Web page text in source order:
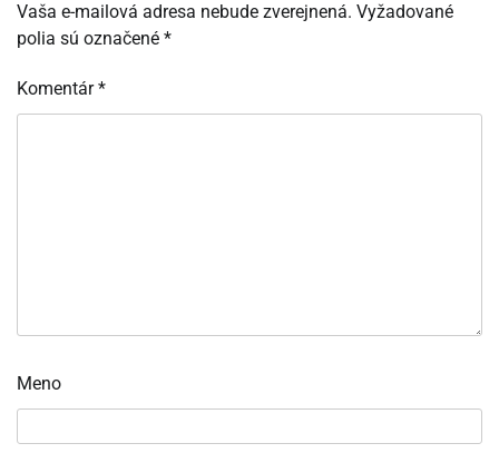
Vaša e-mailová adresa nebude zverejnená. Vyžadované
polia sú označené *
Komentár*
Meno